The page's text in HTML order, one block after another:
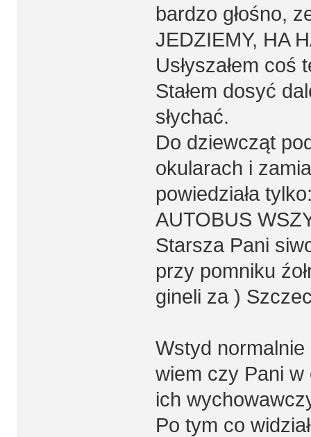
bardzo głośno,
JEDZIEMY, HA
Usłyszałem
Stałem dosyć
słychać.
Do dziewcząt
okularach i
powiedziała
AUTOBUS
Starsza Pani
przy pomniku
gineli za )
Wstyd
wiem czy Pani w
ich
Po tym co